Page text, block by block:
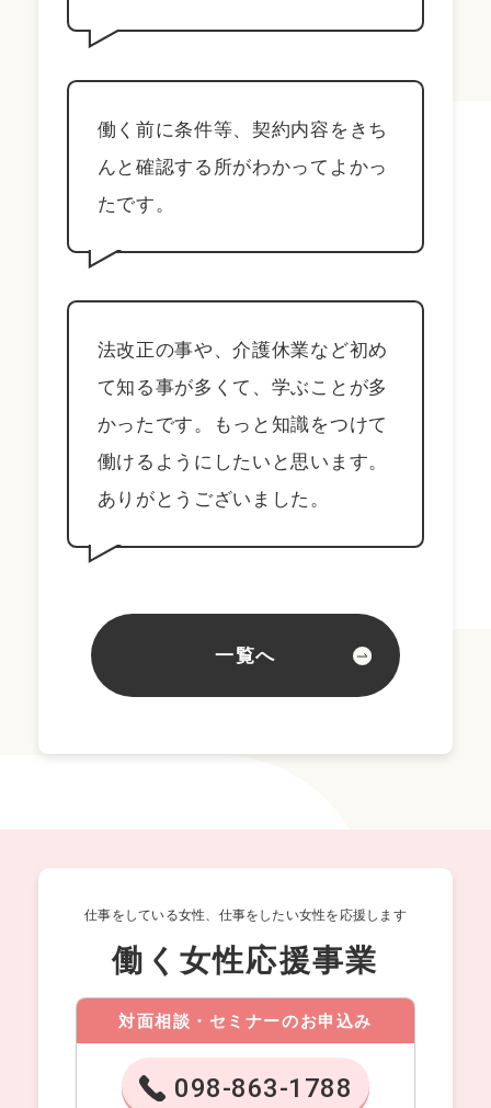
働く前に条件等、契約内容をきち
んと確認する所がわかってよかっ
たです。
法改正の事や、介護休業など初め
て知る事が多くて、学ぶことが多
かったです。もっと知識をつけて
働けるようにしたいと思います。
ありがとうございました。
一覧へ
仕事をしている女性、仕事をしたい女性を応援します
働く女性応援事業
対面相談・セミナーのお申込み
098-863-1788